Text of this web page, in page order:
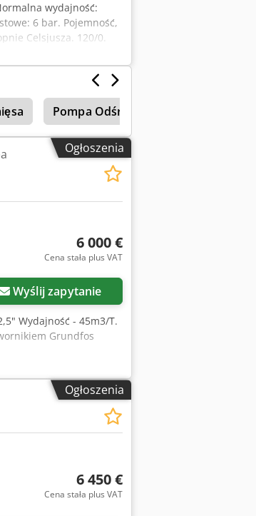
wydajność:
6 bar. Pojemność,
Celsjusza. 120/0.
Pompa Odśrodkowa
Ogłoszenia
6 000 €
Cena stała plus VAT
Wyślij zapytanie
Wydajność - 45m3/T.
Grundfos
Ogłoszenia
6 450 €
Cena stała plus VAT